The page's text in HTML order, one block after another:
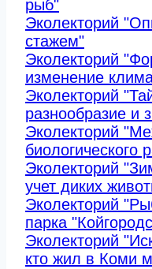
рыб"
Эколекторий
стажем"
Эколекторий
изменение
Эколекторий
разнообразие и
Эколекторий
биологического
Эколекторий
учет диких
Эколекторий
парка
Эколекторий
кто жил в Коми